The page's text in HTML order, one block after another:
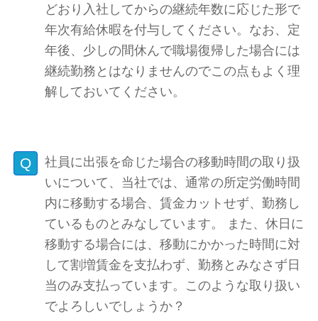
どおり入社してからの継続年数に応じた形で
年次有給休暇を付与してください。なお、定
年後、少しの間休んで職場復帰した場合には
継続勤務とはなりませんのでこの点もよく理
解しておいてください。
社員に出張を命じた場合の移動時間の取り扱
いについて、当社では、通常の所定労働時間
内に移動する場合、賃金カットせず、勤務し
ているものとみなしています。 また、休日に
移動する場合には、移動にかかった時間に対
して割増賃金を支払わず、勤務とみなさず日
当のみ支払っています。このような取り扱い
でよろしいでしょうか？